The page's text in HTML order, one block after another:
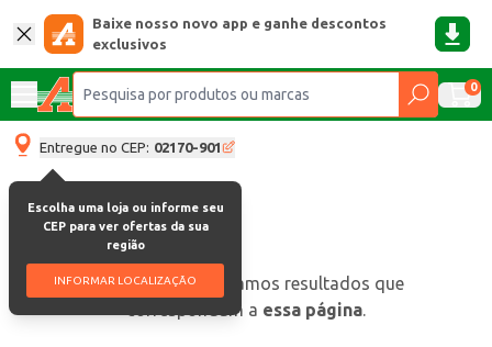
Baixe nosso novo app e ganhe descontos
exclusivos
0
Entregue no CEP: 02170-901
Escolha uma loja ou informe seu
CEP para ver ofertas da sua
região
INFORMAR LOCALIZAÇÃO
oops, não encontramos resultados que
correspondam a essa página.